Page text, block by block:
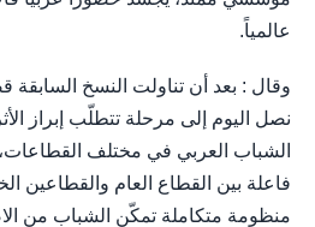
عالمياً.
وقال : بعد أن تناولت النسخ السابقة
نصل اليوم إلى مرحلة تتطلّب إبراز
الشباب العربي في مختلف
فاعلة بين القطاع العام والقطاعين
منظومة متكاملة تمكّن الشباب من